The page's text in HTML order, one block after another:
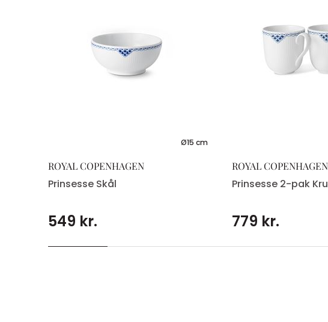
Ø15 cm
ROYAL COPENHAGEN
Prinsesse Skål
549 kr.
ROYAL COPENHAGEN
Prinsesse 2-pak
779 kr.